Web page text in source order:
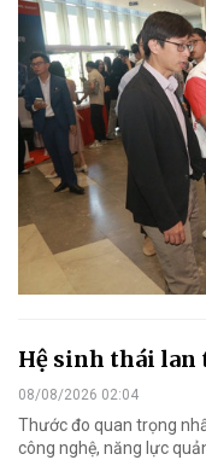
Hệ sinh thái lan
08/08/2026 02:04
Thước đo quan trọng
công nghệ, năng lực